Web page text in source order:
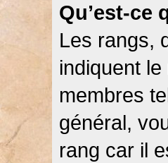
Qu’est-ce
Les rangs,
indiquent
membres
général,
rang car il